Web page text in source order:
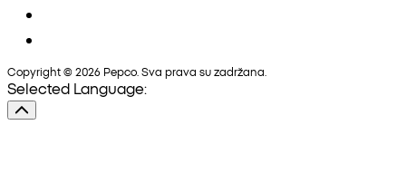
Copyright © 2026 Pepco. Sva prava su zadržana.
Selected Language: